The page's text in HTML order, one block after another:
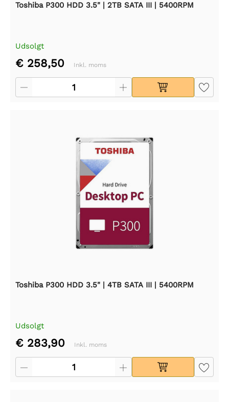
Toshiba P300 HDD 3.5" | 2TB SATA III | 5400RPM
Udsolgt
€ 258,50 Inkl. moms
Toshiba P300 HDD 3.5" | 4TB SATA III | 5400RPM
Udsolgt
€ 283,90 Inkl. moms